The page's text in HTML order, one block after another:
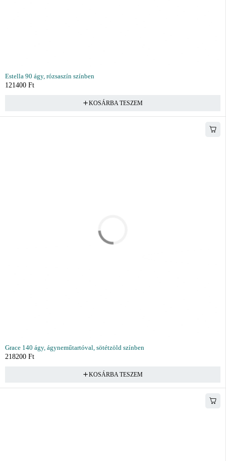
Estella 90 ágy, rózsaszín színben
121400 Ft
KOSÁRBA TESZEM
Grace 140 ágy, ágyneműtartóval, sötétzöld színben
218200 Ft
KOSÁRBA TESZEM